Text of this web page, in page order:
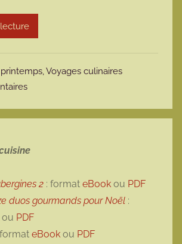
r
m
t
e
,Voyages culinaires
2 : format eBook ou PDF
duos gourmands pour Noël :
ou PDF
eBook ou PDF